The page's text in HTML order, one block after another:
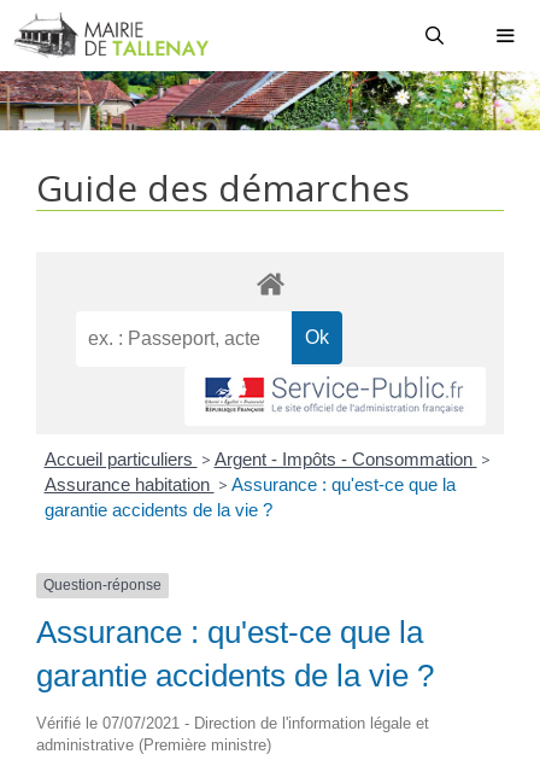
Aller
au
contenu
Guide des démarches
Accueil particuliers > Argent - Impôts - Consommation >
Assurance habitation > Assurance : qu'est-ce que la
garantie accidents de la vie ?
Question-réponse
Assurance : qu'est-ce que la
garantie accidents de la vie ?
Vérifié le 07/07/2021 - Direction de l'information légale et
administrative (Première ministre)